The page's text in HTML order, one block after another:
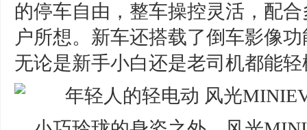
的停车自由，整车操控灵活，配
户所想。新车还搭载了倒车影像
无论是新手小白还是老司机都能